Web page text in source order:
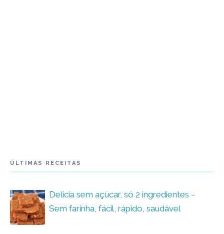
ÚLTIMAS RECEITAS
Delícia sem açúcar, só 2 ingredientes –
Sem farinha, fácil, rápido, saudável